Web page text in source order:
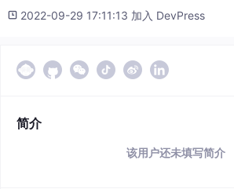
2022-09-29 17:11:13 加入 DevPress
简介
该用户还未填写简介